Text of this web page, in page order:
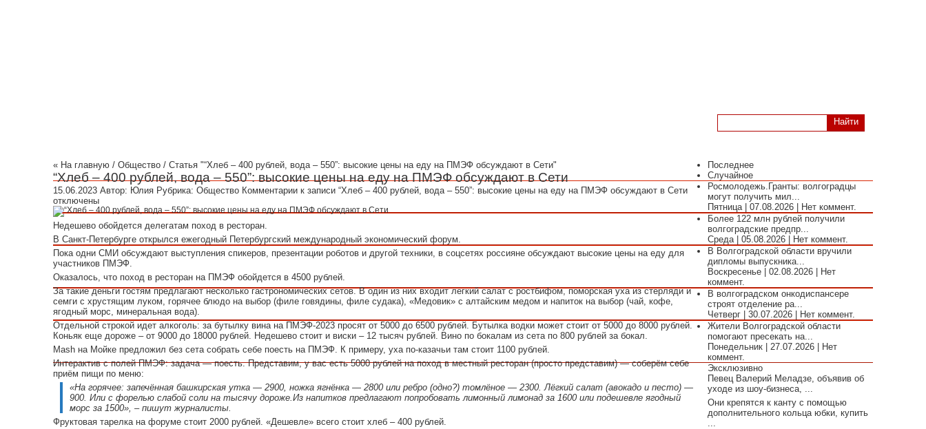
« На главную / Общество / Статья "“Хлеб – 400 рублей, вода – 550”: высокие цены на еду на ПМЭФ обсуждают в Сети"
“Хлеб – 400 рублей, вода – 550”: высокие цены на еду на ПМЭФ обсуждают в Сети
15.06.2023 Автор: Юлия Рубрика: Общество Комментарии к записи “Хлеб – 400 рублей, вода – 550”: высокие цены на еду на ПМЭФ обсуждают в Сети
отключены
Недешево обойдется делегатам поход в ресторан.
В Санкт-Петербурге открылся ежегодный Петербургский международный экономический форум.
Пока одни СМИ обсуждают выступления спикеров, презентации роботов и другой техники, в соцсетях россияне обсуждают высокие цены на еду для
участников ПМЭФ.
Оказалось, что поход в ресторан на ПМЭФ обойдется в 4500 рублей.
За такие деньги гостям предлагают несколько гастрономических сетов. В один из них входит легкий салат с ростбифом, поморская уха из стерляди и
семги с хрустящим луком, горячее блюдо на выбор (филе говядины, филе судака), «Медовик» с алтайским медом и напиток на выбор (чай, кофе,
ягодный морс, минеральная вода).
Отдельной строкой идет алкоголь: за бутылку вина на ПМЭФ-2023 просят от 5000 до 6500 рублей. Бутылка водки может стоит от 5000 до 8000 рублей.
Коньяк еще дороже – от 9000 до 18000 рублей. Недешево стоит и виски – 12 тысяч рублей. Вино по бокалам из сета по 800 рублей за бокал.
Mash на Мойке предложил без сета собрать себе поесть на ПМЭФ. К примеру, уха по-казачьи там стоит 1100 рублей.
Интерактив с полей ПМЭФ: задача — поесть. Представим, у вас есть 5000 рублей на поход в местный ресторан (просто представим) — соберём себе
приём пищи по меню:
«На горячее: запечённая башкирская утка — 2900, ножка ягнёнка — 2800 или ребро (одно?) томлёное — 2300. Лёгкий салат (авокадо и песто) —
900. Или с форелью слабой соли на тысячу дороже.Из напитков предлагают попробовать лимонный лимонад за 1600 или подешевле ягодный
морс за 1500», – пишут журналисты.
Фруктовая тарелка на форуме стоит 2000 рублей. «Дешевле» всего стоит хлеб – 400 рублей.
Последнее
Случайное
Росмолодежь.Гранты: волгоградцы
могут получить мил...
Пятница | 07.08.2026 | Нет коммент.
Более 122 млн рублей получили
волгоградские предпр...
Среда | 05.08.2026 | Нет коммент.
В Волгоградской области вручили
дипломы выпускника...
Воскресенье | 02.08.2026 | Нет
коммент.
В волгоградском онкодиспансере
строят отделение ра...
Четверг | 30.07.2026 | Нет коммент.
Жители Волгоградской области
помогают пресекать на...
Понедельник | 27.07.2026 | Нет
коммент.
Эксклюзивно
Певец Валерий Меладзе, объявив об
уходе из шоу-бизнеса, ...
Они крепятся к канту с помощью
дополнительного кольца юбки, купить
...